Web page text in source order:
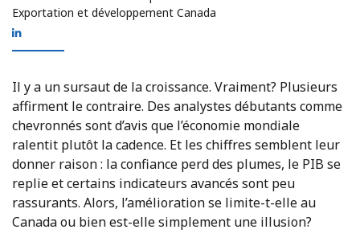
Exportation et développement Canada
Il y a un sursaut de la croissance. Vraiment? Plusieurs
affirment le contraire. Des analystes débutants comme
chevronnés sont d’avis que l’économie mondiale
ralentit plutôt la cadence. Et les chiffres semblent leur
donner raison : la confiance perd des plumes, le PIB se
replie et certains indicateurs avancés sont peu
rassurants. Alors, l’amélioration se limite-t-elle au
Canada ou bien est-elle simplement une illusion?